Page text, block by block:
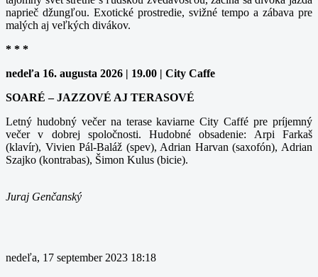
naprieč džungľou. Exotické prostredie, svižné tempo a zábava pre
malých aj veľkých divákov.
* * *
nedeľa 16. augusta 2026 | 19.00 | City Caffe
SOARÉ – JAZZOVÉ AJ TERASOVÉ
Letný hudobný večer na terase kaviarne City Caffé pre príjemný
večer v dobrej spoločnosti. Hudobné obsadenie: Arpi Farkaš
(klavír), Vivien Pál-Baláž (spev), Adrian Harvan (saxofón), Adrian
Szajko (kontrabas), Šimon Kulus (bicie).
Juraj Genčanský
nedeľa, 17 september 2023 18:18